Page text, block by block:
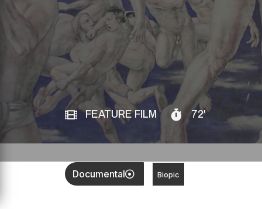
FEATURE FILM 72'
Documental Biopic